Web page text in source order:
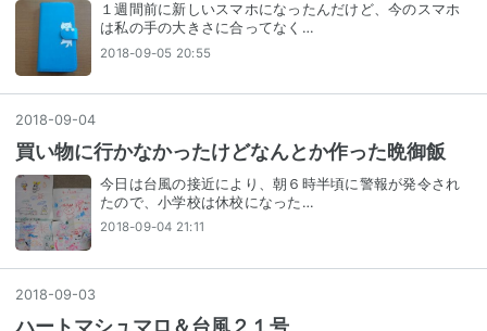
１週間前に新しいスマホになったんだけど、今のスマホ
は私の手の大きさに合ってなく…
2018-09-05 20:55
2018-09-04
買い物に行かなかったけどなんとか作った晩御飯
今日は台風の接近により、朝６時半頃に警報が発令され
たので、小学校は休校になった…
2018-09-04 21:11
2018-09-03
ハートマシュマロ＆台風２１号